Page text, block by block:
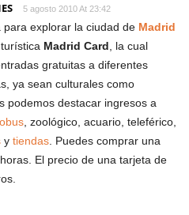
5 agosto 2010 At 23:42
explorar la ciudad de Madrid
Madrid Card , la cual
gratuitas a diferentes
ya sean culturales como
podemos destacar ingresos a
, zoológico, acuario, teleférico,
y tiendas . Puedes comprar una
El precio de una tarjeta de